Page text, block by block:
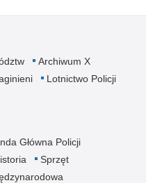
Archiwum X
Lotnictwo Policji
Główna Policji
Sprzęt